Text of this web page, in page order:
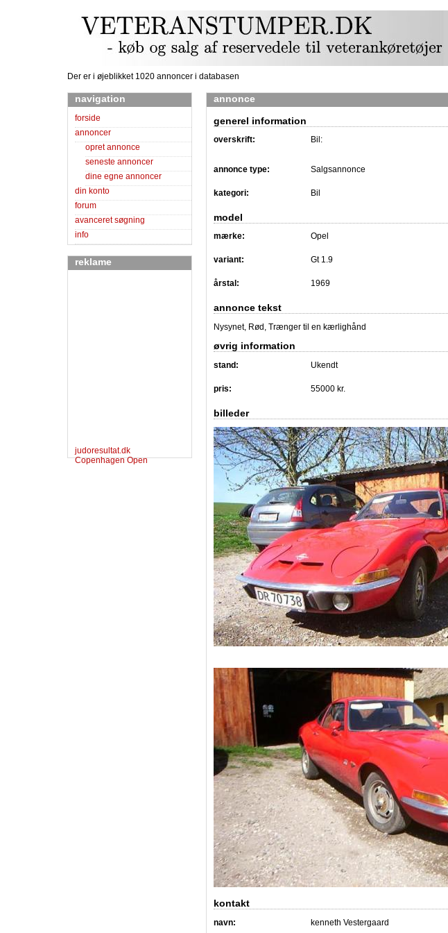
Der er i øjeblikket 1020 annoncer i databasen
navigation
forside
annoncer
opret annonce
seneste annoncer
dine egne annoncer
din konto
forum
avanceret søgning
info
reklame
judoresultat.dk
Copenhagen Open
annonce
generel information
overskrift: Bil:
annonce type: Salgsannonce
kategori: Bil
model
mærke: Opel
variant: Gt 1.9
årstal: 1969
annonce tekst
Nysynet, Rød, Trænger til en kærlighånd
øvrig information
stand: Ukendt
pris: 55000 kr.
billeder
kontakt
navn: kenneth Vestergaard